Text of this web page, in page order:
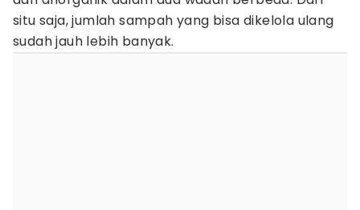
situ saja, jumlah sampah yang bisa dikelola ulang
sudah jauh lebih banyak.